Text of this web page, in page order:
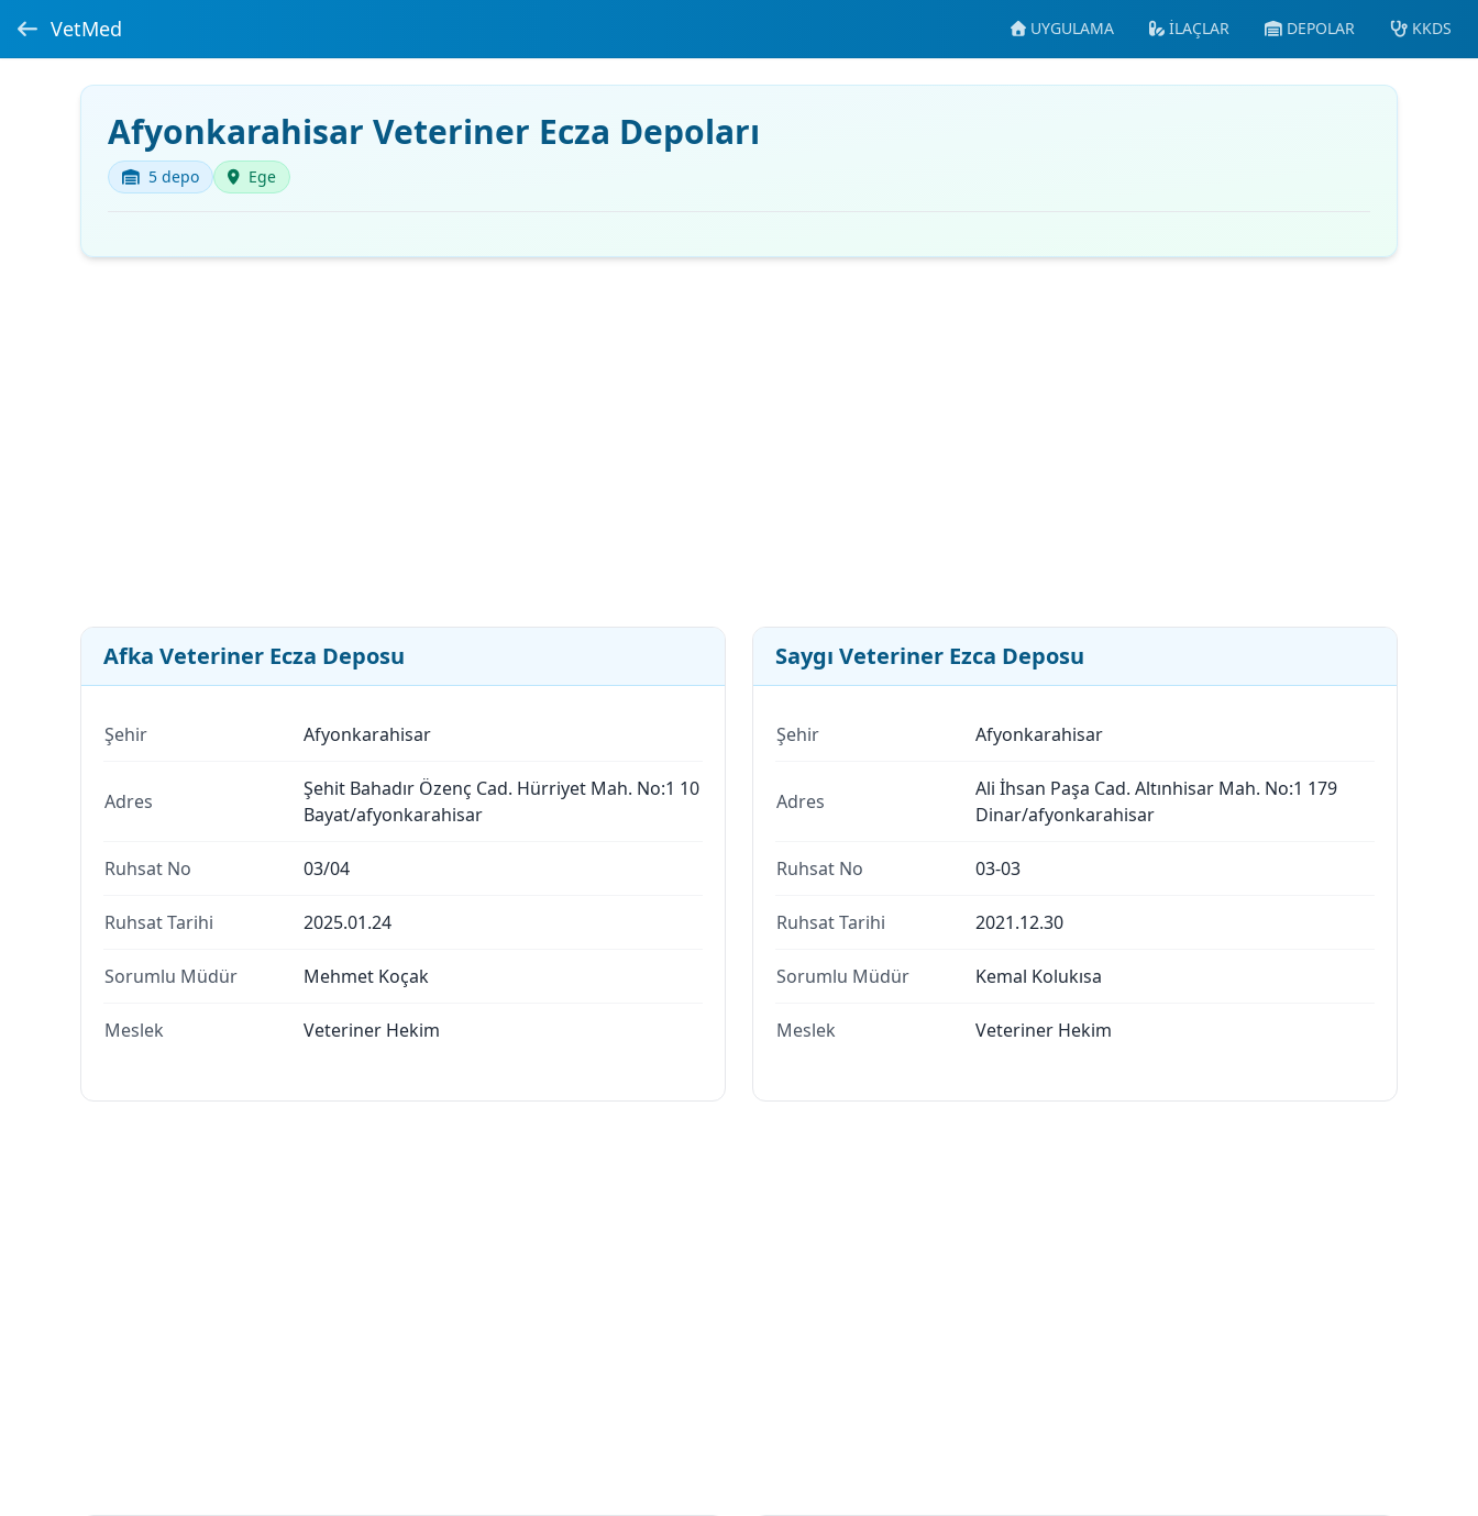
VetMed UYGULAMA İLAÇLAR DEPOLAR KKDS
Afyonkarahisar Veteriner Ecza Depoları
5 depo Ege
Afka Veteriner Ecza Deposu
Şehir Afyonkarahisar
Adres
Şehit Bahadır Özenç Cad. Hürriyet Mah. No:1 10
Bayat/afyonkarahisar
Ruhsat No 03/04
Ruhsat Tarihi 2025.01.24
Sorumlu Müdür Mehmet Koçak
Meslek Veteriner Hekim
Saygı Veteriner Ezca Deposu
Şehir Afyonkarahisar
Adres
Ali İhsan Paşa Cad. Altınhisar Mah. No:1 179
Dinar/afyonkarahisar
Ruhsat No 03-03
Ruhsat Tarihi 2021.12.30
Sorumlu Müdür Kemal Kolukısa
Meslek Veteriner Hekim